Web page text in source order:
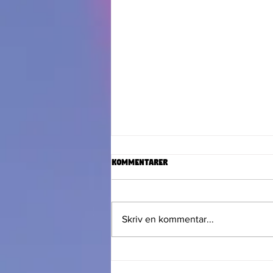
Kommentarer
Skriv en kommentar...